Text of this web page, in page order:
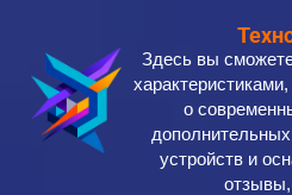
контенту
Здесь вы
о
устройств и